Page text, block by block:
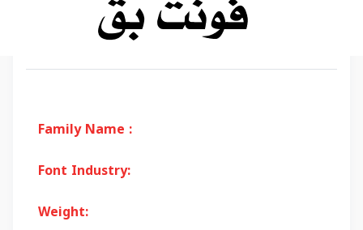
Family Name :
Font Industry:
Weight: